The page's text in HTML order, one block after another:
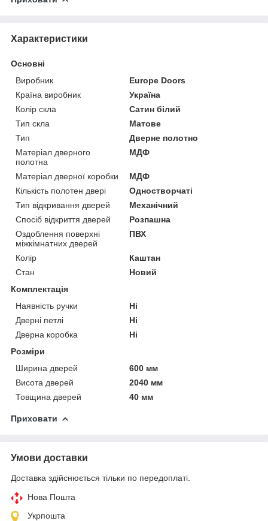
Характеристики
Основні
Виробник
Europe Doors
Країна виробник
Україна
Колір скла
Сатин білий
Тип скла
Матове
Тип
Дверне полотно
Матеріал дверного
полотна
МДФ
Матеріал дверної коробки
МДФ
Кількість полотен двері
Одностворчаті
Тип відкривання дверей
Механічний
Спосіб відкриття дверей
Розпашна
Оздоблення поверхні
міжкімнатних дверей
ПВХ
Колір
Каштан
Стан
Новий
Комплектація
Наявність ручки
Ні
Дверні петлі
Ні
Дверна коробка
Ні
Розміри
Ширина дверей
600 мм
Висота дверей
2040 мм
Товщина дверей
40 мм
Приховати
Умови доставки
Доставка здійснюється тільки по передоплаті.
Нова Пошта
Укрпошта